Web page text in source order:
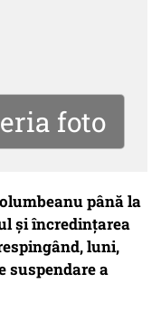
foto
până la
şi încredinţarea
luni,
suspendare a